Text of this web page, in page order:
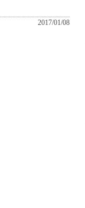
2017/01/08